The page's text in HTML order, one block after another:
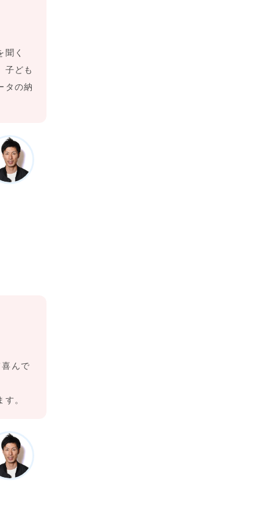
く
子ども
タの納
んで
。